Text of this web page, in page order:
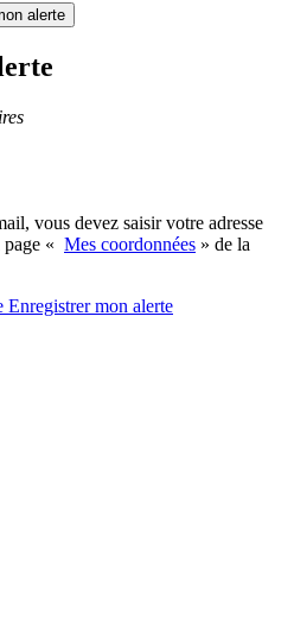
alerte
vous devez saisir votre adresse
« Mes coordonnées » de la
Enregistrermon alerte